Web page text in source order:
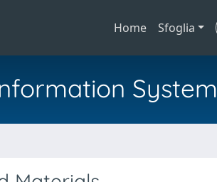
Home Sfoglia
System